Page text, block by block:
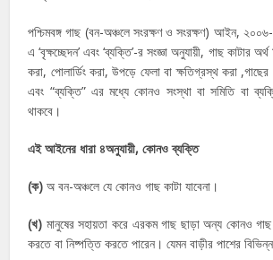
পশ্চিমবঙ্গ গাছ (বন-অঞ্চলে সংরক্ষণ ও সংরক্ষণ) আইন,
এ ‘বৃক্ষচ্ছেদন’ এবং ‘ব্যক্তি’-র সংজ্ঞা অনুযায়ী, গাছ কাটার
করা, পোলার্ডিং করা, উপড়ে ফেলা বা ক্ষতিগ্রস্থ করা
এবং “ব্যক্তি” এর মধ্যে কোনও সংস্থা বা সমিতি বা
থাকবে।
এই আইনের ধারা ৪অনুযায়ী, কোনও ব্যক্তি
(ক) অ বন-অঞ্চলে যে কোনও গাছ কাটা যাবেনা।
(খ) মানুষের সহায়তা করে এরকম গাছ ছাড়া অন্য কোনও
করতে বা নিষ্পত্তি করতে পারেন। যেমন বাড়ীর পাশের